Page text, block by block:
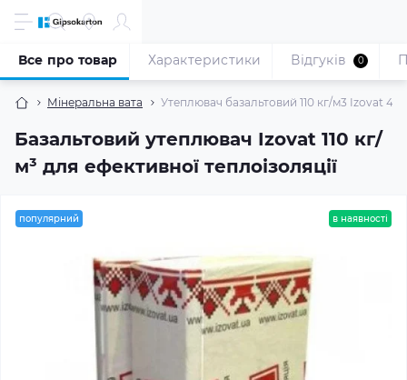
Мінеральна вата Утеплювач базальтовий 110 кг/м3 Izovat
Базальтовий утеплювач Izovat 110 кг/
м³ для ефективної теплоізоляції
Все про товар Характеристики Відгуків 0
популярний в наявності